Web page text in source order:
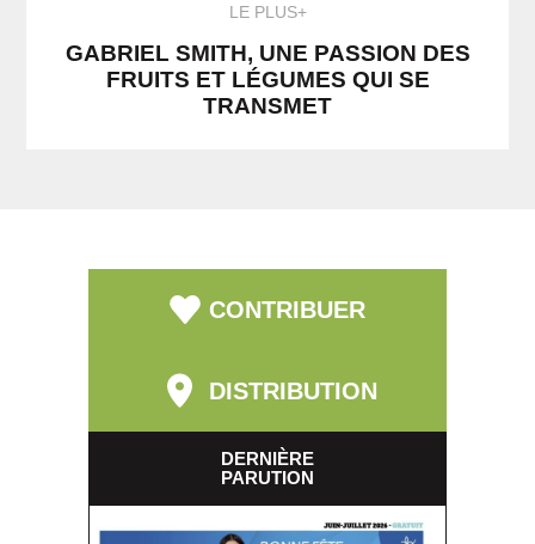
LE PLUS+
GABRIEL SMITH, UNE PASSION DES
FRUITS ET LÉGUMES QUI SE
TRANSMET
CONTRIBUER
DISTRIBUTION
DERNIÈRE
PARUTION